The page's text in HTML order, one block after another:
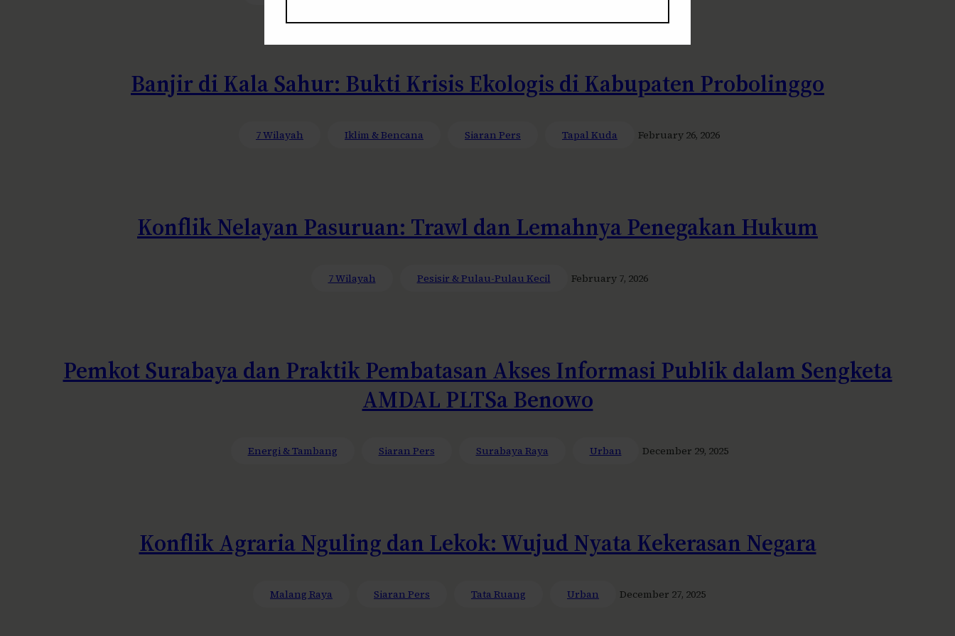
Banjir di Kala Sahur: Bukti Krisis Ekologis di Kabupaten Probolinggo
7 Wilayah Iklim & Bencana Siaran Pers Tapal Kuda February 26, 2026
Konflik Nelayan Pasuruan: Trawl dan Lemahnya Penegakan Hukum
7 Wilayah Pesisir & Pulau-Pulau Kecil February 7, 2026
Pemkot Surabaya dan Praktik Pembatasan Akses Informasi Publik dalam Sengketa
AMDAL PLTSa Benowo
Energi & Tambang Siaran Pers Surabaya Raya Urban December 29, 2025
Konflik Agraria Nguling dan Lekok: Wujud Nyata Kekerasan Negara
Malang Raya Siaran Pers Tata Ruang Urban December 27, 2025